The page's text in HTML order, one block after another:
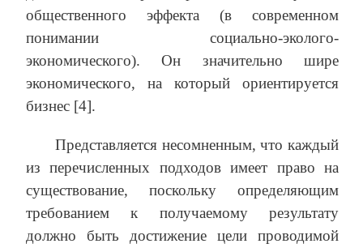
общественного эффекта (в современном
понимании социально-эколого-
экономического). Он значительно шире
экономического, на который ориентируется
бизнес [4].
Представляется несомненным, что каждый
из перечисленных подходов имеет право на
существование, поскольку определяющим
требованием к получаемому результату
должно быть достижение цели проводимой